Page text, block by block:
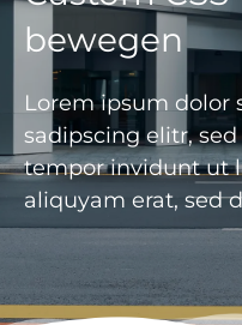
bewegen
Lorem ipsum dolor
sadipscing elitr,
tempor invidunt ut
aliquyam erat, sed